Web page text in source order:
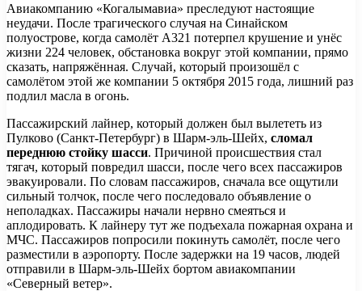
Авиакомпанию «Когалымавиа» преследуют настоящие
неудачи. После трагического случая на Синайском
полуострове, когда самолёт А321 потерпел крушение и унёс
жизни 224 человек, обстановка вокруг этой компании, прямо
сказать, напряжённая. Случай, который произошёл с
самолётом этой же компании 5 октября 2015 года, лишний раз
подлил масла в огонь.
Пассажирский лайнер, который должен был вылететь из
Пулково (Санкт-Петербург) в Шарм-эль-Шейх, сломал
переднюю стойку шасси. Причиной происшествия стал
тягач, который повредил шасси, после чего всех пассажиров
эвакуировали. По словам пассажиров, сначала все ощутили
сильный толчок, после чего последовало объявление о
неполадках. Пассажиры начали нервно смеяться и
аплодировать. К лайнеру тут же подъехала пожарная охрана и
МЧС. Пассажиров попросили покинуть самолёт, после чего
разместили в аэропорту. После задержки на 19 часов, людей
отправили в Шарм-эль-Шейх бортом авиакомпании
«Северный ветер».